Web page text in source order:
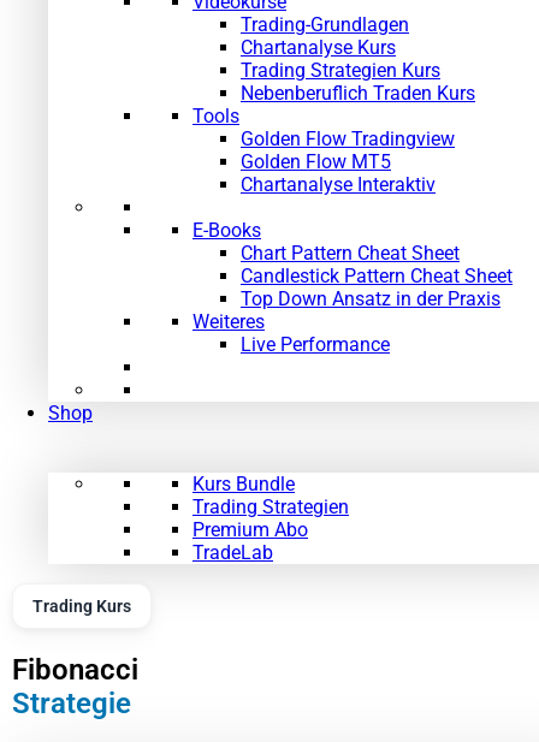
Trading-Grundlagen
Chartanalyse Kurs
Trading Strategien Kurs
Nebenberuflich Traden Kurs
Tools
Golden Flow Tradingview
Golden Flow MT5
Chartanalyse Interaktiv
E-Books
Chart Pattern Cheat Sheet
Candlestick Pattern Cheat Sheet
Top Down Ansatz in der Praxis
Weiteres
Live Performance
Shop
Kurs Bundle
Trading Strategien
Premium Abo
TradeLab
Trading Kurs
Fibonacci
Strategie